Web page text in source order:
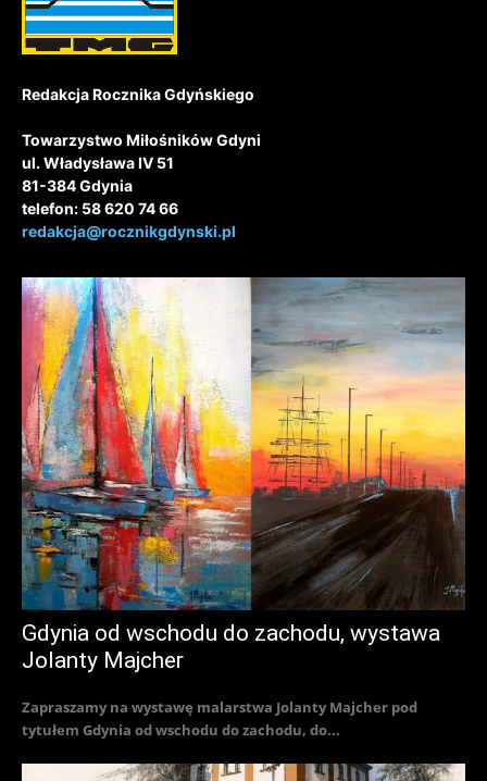
Redakcja Rocznika Gdyńskiego
Towarzystwo Miłośników Gdyni
ul. Władysława IV 51
81-384 Gdynia
telefon: 58 620 74 66
redakcja@rocznikgdynski.pl
Gdynia od wschodu do zachodu, wystawa
Jolanty Majcher
Zapraszamy na wystawę malarstwa Jolanty Majcher pod
tytułem Gdynia od wschodu do zachodu, do...